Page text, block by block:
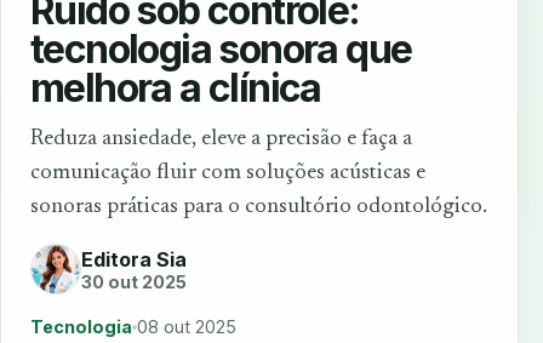
Ruído sob controle:
tecnologia sonora que
melhora a clínica
Reduza ansiedade, eleve a precisão e faça a
comunicação fluir com soluções acústicas e
sonoras práticas para o consultório odontológico.
Editora Sia
30 out 2025
Tecnologia 08 out 2025